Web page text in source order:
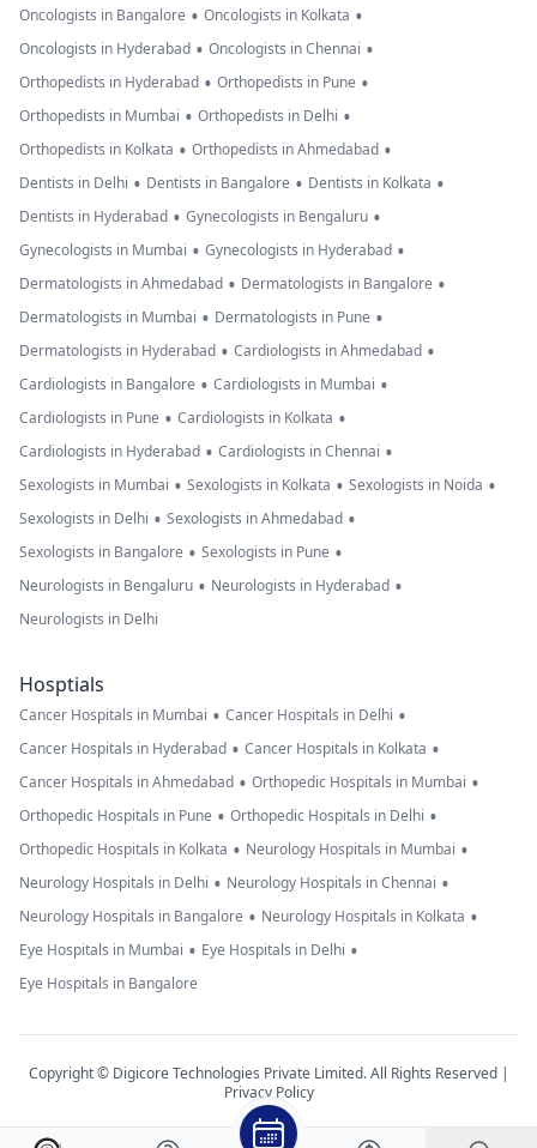
Oncologists in Bangalore • Oncologists in Kolkata •
Oncologists in Hyderabad • Oncologists in Chennai •
Orthopedists in Hyderabad • Orthopedists in Pune •
Orthopedists in Mumbai • Orthopedists in Delhi •
Orthopedists in Kolkata • Orthopedists in Ahmedabad •
Dentists in Delhi • Dentists in Bangalore • Dentists in Kolkata •
Dentists in Hyderabad • Gynecologists in Bengaluru •
Gynecologists in Mumbai • Gynecologists in Hyderabad •
Dermatologists in Ahmedabad • Dermatologists in Bangalore •
Dermatologists in Mumbai • Dermatologists in Pune •
Dermatologists in Hyderabad • Cardiologists in Ahmedabad •
Cardiologists in Bangalore • Cardiologists in Mumbai •
Cardiologists in Pune • Cardiologists in Kolkata •
Cardiologists in Hyderabad • Cardiologists in Chennai •
Sexologists in Mumbai • Sexologists in Kolkata • Sexologists in Noida •
Sexologists in Delhi • Sexologists in Ahmedabad •
Sexologists in Bangalore • Sexologists in Pune •
Neurologists in Bengaluru • Neurologists in Hyderabad •
Neurologists in Delhi
Hosptials
Cancer Hospitals in Mumbai • Cancer Hospitals in Delhi •
Cancer Hospitals in Hyderabad • Cancer Hospitals in Kolkata •
Cancer Hospitals in Ahmedabad • Orthopedic Hospitals in Mumbai •
Orthopedic Hospitals in Pune • Orthopedic Hospitals in Delhi •
Orthopedic Hospitals in Kolkata • Neurology Hospitals in Mumbai •
Neurology Hospitals in Delhi • Neurology Hospitals in Chennai •
Neurology Hospitals in Bangalore • Neurology Hospitals in Kolkata •
Eye Hospitals in Mumbai • Eye Hospitals in Delhi •
Eye Hospitals in Bangalore
Copyright © Digicore Technologies Private Limited. All Rights Reserved |
Privacy Policy